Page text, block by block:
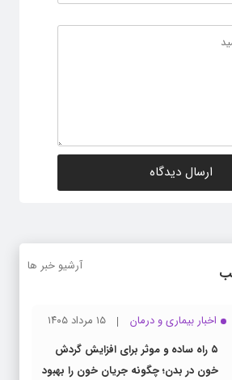
آرشیو خبر ها
اخبار بیماری و درمان
۱۵ مرداد ۱۴۰۵
۵ راه ساده و موثر برای افزایش گردش
خون در بدن؛ چگونه جریان خون را بهبود